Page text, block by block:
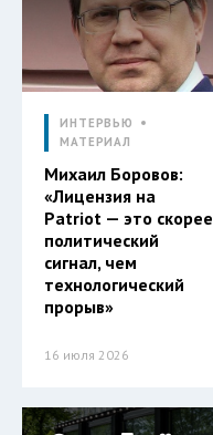
ИНТЕРВЬЮ
МАТЕРИАЛ
Михаил Боровов:
«Лицензия на
Patriot — это скорее
политический
сигнал, чем
технологический
прорыв»
16 июля 2026